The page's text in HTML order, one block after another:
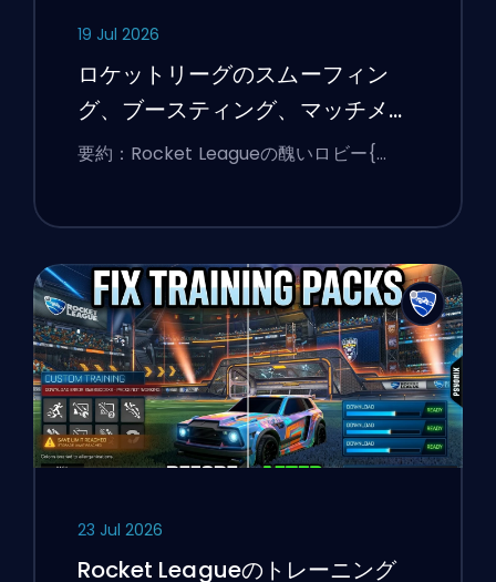
19 Jul 2026
ロケットリーグのスムーフィン
グ、ブースティング、マッチメイ
キングの説明
要約：Rocket Leagueの醜いロビー{…
23 Jul 2026
Rocket Leagueのトレーニング